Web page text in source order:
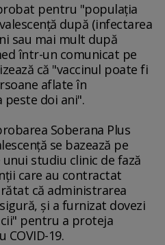
pentru "populaţia
după (infectarea
sau mai mult după
într-un comunicat pe
că "vaccinul poate fi
aflate în
peste doi ani".
Soberana Plus
se bazează pe
studiu clinic de fază
care au contractat
că administrarea
şi a furnizat dovezi
pentru a proteja
19.